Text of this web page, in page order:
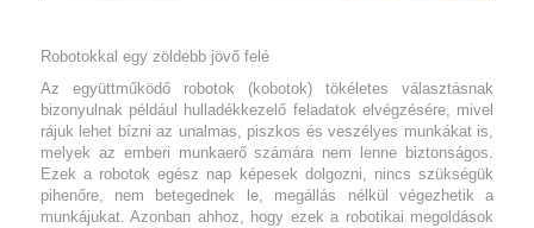
Robotokkal egy zöldebb jövő felé
Az együttműködő robotok (kobotok) tökéletes választásnak
bizonyulnak például hulladékkezelő feladatok elvégzésére, mivel
rájuk lehet bízni az unalmas, piszkos és veszélyes munkákat is,
melyek az emberi munkaerő számára nem lenne biztonságos.
Ezek a robotok egész nap képesek dolgozni, nincs szükségük
pihenőre, nem betegednek le, megállás nélkül végezhetik a
munkájukat. Azonban ahhoz, hogy ezek a robotikai megoldások